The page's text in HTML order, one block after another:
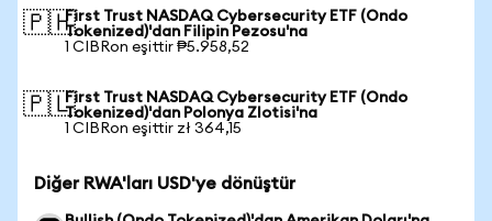
🇵🇭First Trust NASDAQ Cybersecurity ETF (Ondo
Tokenized)'dan Filipin Pezosu'na
1 CIBRon eşittir ₱5.958,52
🇵🇱First Trust NASDAQ Cybersecurity ETF (Ondo
Tokenized)'dan Polonya Zlotisi'na
1 CIBRon eşittir zł 364,15
Diğer RWA'ları USD'ye dönüştür